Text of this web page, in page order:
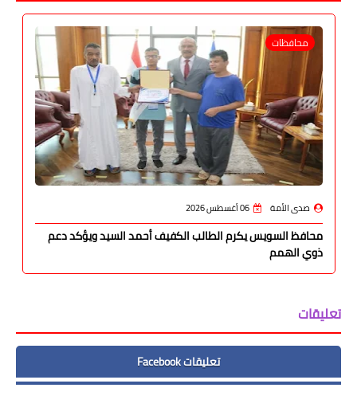
محافظات
صدى الأمة 06 أغسطس 2026
محافظ السويس يكرم الطالب الكفيف أحمد السيد ويؤكد دعم
ذوي الهمم
تعليقات
تعليقات Facebook